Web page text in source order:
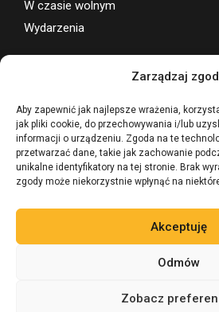
Zarządzaj
Aby zapewnić jak najlepsze wrażenia,
jak pliki cookie, do przechowywania i/lub
informacji o urządzeniu. Zgoda na te
przetwarzać dane, takie jak zachowanie
unikalne identyfikatory na tej stronie. Brak
zgody może niekorzystnie wpłynąć na
Akceptuję
Odmów
Zobacz
Przegląd przepisów
W czasie wolnym
Wydarzenia
Wsparcie projektu